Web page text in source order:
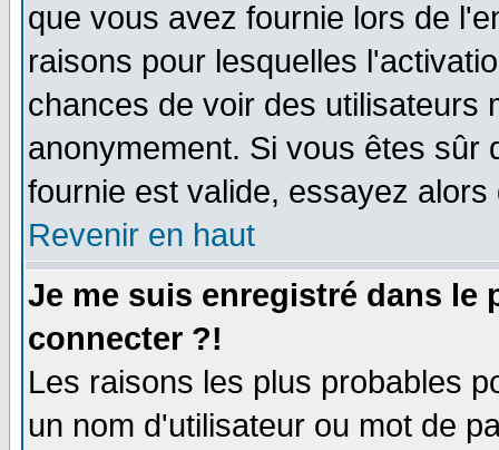
que vous avez fournie lors de
raisons pour lesquelles
chances de voir des utilisateurs
anonymement. Si vous êtes sûr
fournie est valide, essayez
Revenir en haut
Je me suis enregistré dans le
connecter ?!
Les raisons les plus probables
un nom d'utilisateur ou mot de